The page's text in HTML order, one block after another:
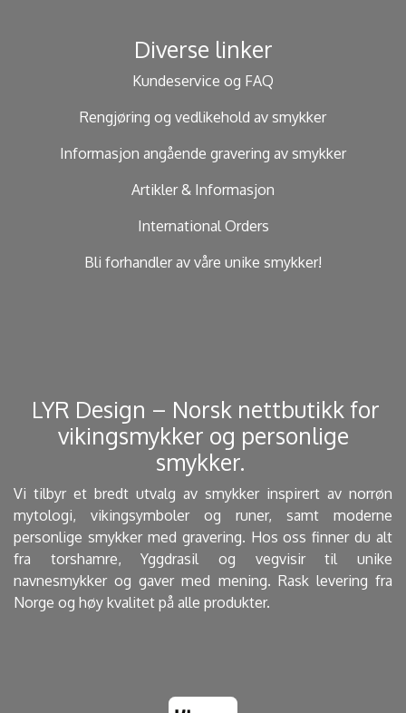
Diverse linker
Kundeservice og FAQ
Rengjøring og vedlikehold av smykker
Informasjon angående gravering av smykker
Artikler & Informasjon
International Orders
Bli forhandler av våre unike smykker!
​ LYR Design – Norsk nettbutikk for
vikingsmykker og personlige
smykker. ​
Vi tilbyr et bredt utvalg av smykker inspirert av norrøn
mytologi, vikingsymboler og runer, samt moderne
personlige smykker med gravering. Hos oss finner du alt
fra torshamre, Yggdrasil og vegvisir til unike
navnesmykker og gaver med mening. Rask levering fra
Norge og høy kvalitet på alle produkter.